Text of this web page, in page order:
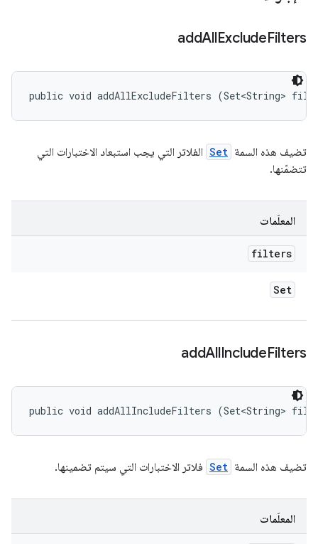
addAllExcludeFilters
public void addAllExcludeFilters (Set<String>
تضيف هذه السمة Set الفلاتر التي يجب استبعاد الاختبارات التي
تتضمّنها.
المعلَمات
filters
Set
addAllIncludeFilters
public void addAllIncludeFilters (Set<String>
تضيف هذه السمة Set فلاتر الاختبارات التي سيتم تضمينها.
المعلَمات